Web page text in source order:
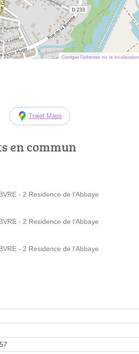
Corriger l’adresse ou la localisation
Trajet Maps
en commun
- 2 Residence de l’Abbaye
- 2 Residence de l’Abbaye
- 2 Residence de l’Abbaye